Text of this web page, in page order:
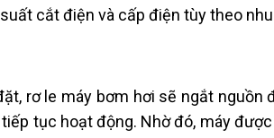
cắt điện và cấp điện tùy theo
rơ le máy bơm hơi sẽ ngắt
tục hoạt động. Nhờ đó, máy